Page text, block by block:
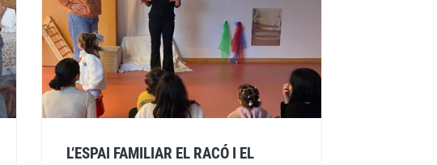
L’ESPAI FAMILIAR EL RACÓ I EL